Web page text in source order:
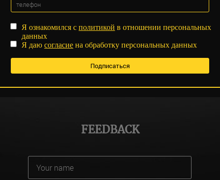
Я ознакомился сполитикой в отношении персональных
данных
Я даюсогласие на обработку персональных данных
FEEDBACK